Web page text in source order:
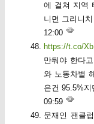
에 걸쳐 지역
니면 그리니
12:00
https://t.co/
만둬야 한다
와 노동차별
은건 95.5%
09:59
문재인 팬클